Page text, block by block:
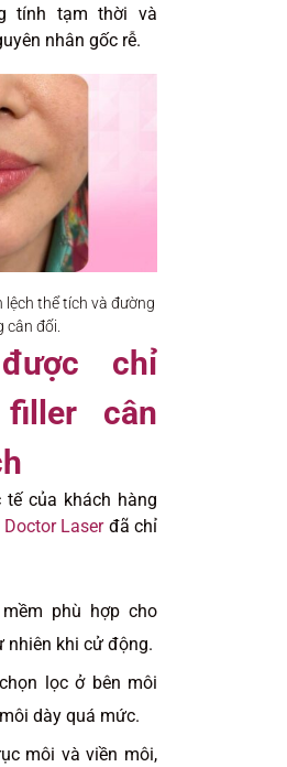
tính tạm thời và
nhân gốc rễ.
lệch thể tích và đường
cân đối.
chỉ
cân
của khách hàng
Laserđã chỉ
phù hợp cho
nhiên khi cử động.
lọc ở bên môi
dày quá mức.
môi và viền môi,